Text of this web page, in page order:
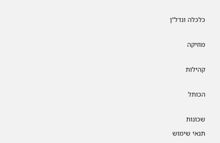
כלכלה ונדל"ן
מוזיקה
קהילות
הכותל
שכונות
תנאי שימוש